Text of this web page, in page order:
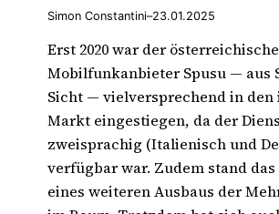
Simon Constantini–23.01.2025
Erst 2020 war der österreichische
Mobilfunkanbieter Spusu — aus
Sicht — vielversprechend in
Markt eingestiegen, da der
zweisprachig (Italienisch und
verfügbar war. Zudem stand
eines weiteren Ausbaus der